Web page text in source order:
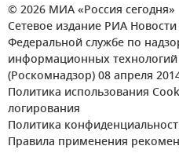
© 2026 МИА «Россия сегодня»
Сетевое издание РИА
Федеральной службе по
информационных
(Роскомнадзор) 08 апреля
Политика использования
логирования
Политика
Правила применения